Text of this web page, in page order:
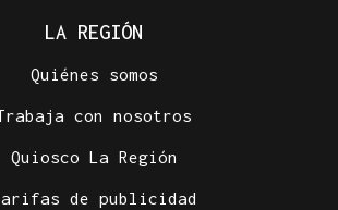
LA REGIÓN
Quiénes somos
con nosotros
Quiosco La Región
de publicidad